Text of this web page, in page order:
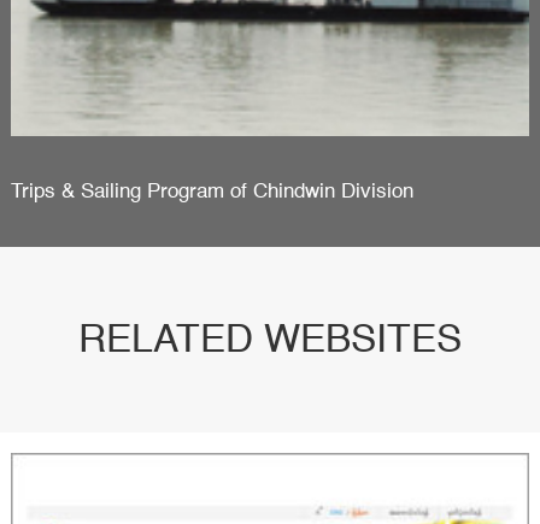
Trips & Sailing Program of Chindwin Division
RELATED WEBSITES